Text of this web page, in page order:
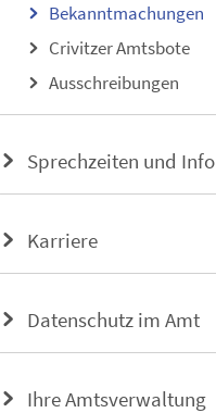
Bekanntmachungen
Crivitzer Amtsbote
Ausschreibungen
Sprechzeiten und Info
Karriere
Datenschutz im Amt
Ihre Amtsverwaltung